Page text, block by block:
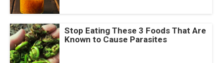
Stop Eating These 3 Foods That Are
Known to Cause Parasites